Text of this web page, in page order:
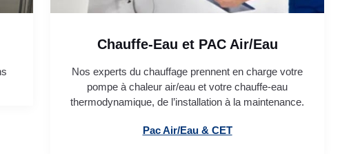
Chauffe-Eau et PAC Air/Eau
Nos experts du chauffage prennent en charge votre
pompe à chaleur air/eau et votre chauffe-eau
thermodynamique, de l’installation à la maintenance.
Pac Air/Eau & CET